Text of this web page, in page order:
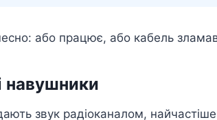
або працює, або кабель
навушники
звук радіоканалом,